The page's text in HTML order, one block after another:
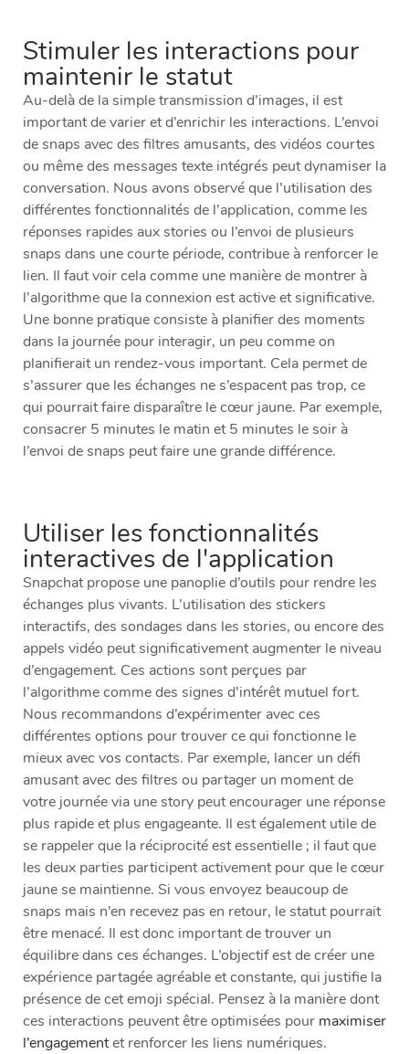
Stimuler les interactions pour
maintenir le statut
Au-delà de la simple transmission d’images, il est
important de varier et d’enrichir les interactions. L’envoi
de snaps avec des filtres amusants, des vidéos courtes
ou même des messages texte intégrés peut dynamiser la
conversation. Nous avons observé que l’utilisation des
différentes fonctionnalités de l’application, comme les
réponses rapides aux stories ou l’envoi de plusieurs
snaps dans une courte période, contribue à renforcer le
lien. Il faut voir cela comme une manière de montrer à
l’algorithme que la connexion est active et significative.
Une bonne pratique consiste à planifier des moments
dans la journée pour interagir, un peu comme on
planifierait un rendez-vous important. Cela permet de
s’assurer que les échanges ne s’espacent pas trop, ce
qui pourrait faire disparaître le cœur jaune. Par exemple,
consacrer 5 minutes le matin et 5 minutes le soir à
l’envoi de snaps peut faire une grande différence.
Utiliser les fonctionnalités
interactives de l'application
Snapchat propose une panoplie d’outils pour rendre les
échanges plus vivants. L’utilisation des stickers
interactifs, des sondages dans les stories, ou encore des
appels vidéo peut significativement augmenter le niveau
d’engagement. Ces actions sont perçues par
l’algorithme comme des signes d’intérêt mutuel fort.
Nous recommandons d’expérimenter avec ces
différentes options pour trouver ce qui fonctionne le
mieux avec vos contacts. Par exemple, lancer un défi
amusant avec des filtres ou partager un moment de
votre journée via une story peut encourager une réponse
plus rapide et plus engageante. Il est également utile de
se rappeler que la réciprocité est essentielle ; il faut que
les deux parties participent activement pour que le cœur
jaune se maintienne. Si vous envoyez beaucoup de
snaps mais n’en recevez pas en retour, le statut pourrait
être menacé. Il est donc important de trouver un
équilibre dans ces échanges. L’objectif est de créer une
expérience partagée agréable et constante, qui justifie la
présence de cet emoji spécial. Pensez à la manière dont
ces interactions peuvent être optimisées pour maximiser
l’engagementet renforcer les liens numériques.